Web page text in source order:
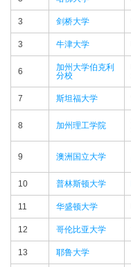
3 剑桥大学
3 牛津大学
6
加州大学伯克利
分校
7 斯坦福大学
8 加州理工学院
9 澳洲国立大学
10 普林斯顿大学
11 华盛顿大学
12 哥伦比亚大学
13 耶鲁大学